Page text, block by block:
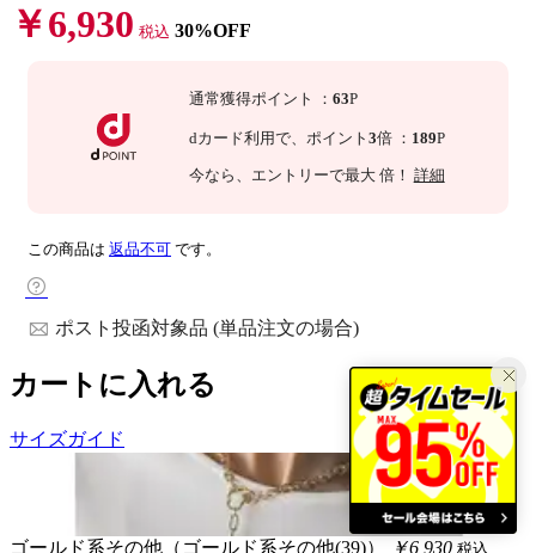
￥6,930 税込 30%OFF
通常獲得ポイント ： 63P
dカード利用で、 ポイント 3倍 ： 189P
今なら 、エントリーで最大 倍！ 詳細
この商品は 返品不可 です。
ポスト投函対象品 (単品注文の場合)
カートに入れる
サイズガイド
ゴールド系その他（ゴールド系その他(39)） ￥6,930 税込